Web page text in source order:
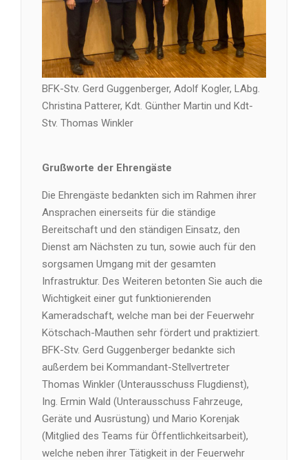
BFK-Stv. Gerd Guggenberger, Adolf Kogler, LAbg.
Christina Patterer, Kdt. Günther Martin und Kdt-
Stv. Thomas Winkler
Grußworte der Ehrengäste
Die Ehrengäste bedankten sich im Rahmen ihrer
Ansprachen einerseits für die ständige
Bereitschaft und den ständigen Einsatz, den
Dienst am Nächsten zu tun, sowie auch für den
sorgsamen Umgang mit der gesamten
Infrastruktur. Des Weiteren betonten Sie auch die
Wichtigkeit einer gut funktionierenden
Kameradschaft, welche man bei der Feuerwehr
Kötschach-Mauthen sehr fördert und praktiziert.
BFK-Stv. Gerd Guggenberger bedankte sich
außerdem bei Kommandant-Stellvertreter
Thomas Winkler (Unterausschuss Flugdienst),
Ing. Ermin Wald (Unterausschuss Fahrzeuge,
Geräte und Ausrüstung) und Mario Korenjak
(Mitglied des Teams für Öffentlichkeitsarbeit),
welche neben ihrer Tätigkeit in der Feuerwehr